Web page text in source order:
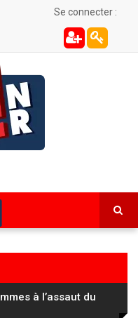
Se connecter :
touche une
(mise à